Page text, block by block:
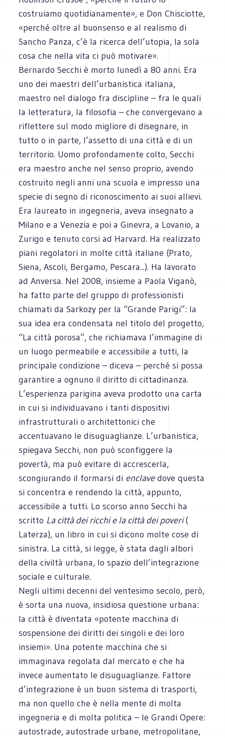
costruiamo quotidianamente», e Don Chisciotte,
«perché oltre al buonsenso e al realismo di
Sancho Panza, c’è la ricerca dell’utopia, la sola
cosa che nella vita ci può motivare».
Bernardo Secchi è morto lunedì a 80 anni. Era
uno dei maestri dell’urbanistica italiana,
maestro nel dialogo fra discipline – fra le quali
la letteratura, la filosofia – che convergevano a
riflettere sul modo migliore di disegnare, in
tutto o in parte, l’assetto di una città e di un
territorio. Uomo profondamente colto, Secchi
era maestro anche nel senso proprio, avendo
costruito negli anni una scuola e impresso una
specie di segno di riconoscimento ai suoi allievi.
Era laureato in ingegneria, aveva insegnato a
Milano e a Venezia e poi a Ginevra, a Lovanio, a
Zurigo e tenuto corsi ad Harvard. Ha realizzato
piani regolatori in molte città italiane (Prato,
Siena, Ascoli, Bergamo, Pescara...). Ha lavorato
ad Anversa. Nel 2008, insieme a Paola Viganò,
ha fatto parte del gruppo di professionisti
chiamati da Sarkozy per la “Grande Parigi”: la
sua idea era condensata nel titolo del progetto,
“La città porosa”, che richiamava l’immagine di
un luogo permeabile e accessibile a tutti, la
principale condizione – diceva – perché si possa
garantire a ognuno il diritto di cittadinanza.
L’esperienza parigina aveva prodotto una carta
in cui si individuavano i tanti dispositivi
infrastrutturali o architettonici che
accentuavano le disuguaglianze. L’urbanistica,
spiegava Secchi, non può sconfiggere la
povertà, ma può evitare di accrescerla,
scongiurando il formarsi di enclavedove questa
si concentra e rendendo la città, appunto,
accessibile a tutti. Lo scorso anno Secchi ha
scritto La città dei ricchi e la città dei poveri(
Laterza), un libro in cui si dicono molte cose di
sinistra. La città, si legge, è stata dagli albori
della civiltà urbana, lo spazio dell’integrazione
sociale e culturale.
Negli ultimi decenni del ventesimo secolo, però,
è sorta una nuova, insidiosa questione urbana:
la città è diventata «potente macchina di
sospensione dei diritti dei singoli e dei loro
insiemi». Una potente macchina che si
immaginava regolata dal mercato e che ha
invece aumentato le disuguaglianze. Fattore
d’integrazione è un buon sistema di trasporti,
ma non quello che è nella mente di molta
ingegneria e di molta politica – le Grandi Opere:
autostrade, autostrade urbane, metropolitane,